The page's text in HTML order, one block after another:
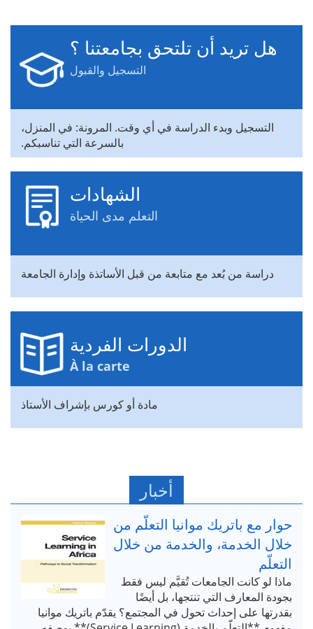
هل تريد أن تلتحق بجامعتنا ؟
التسجيل والقبول
التسجيل وبدء الدراسة في أي وقت. المرونة: في المنزل،
بالسرعة التي تناسبكم.
الشهادات
التعلم مدى الحياة
دراسة من بُعد مع متابعة من قبل الأساتذة وإدارة الجامعة
الدورات الفردية
À la carte
مادة أو كورس بإشراف الأستاذ
أخبار
حوار مع باتريك موانيا التعلّم من
خلال الخدمة، والخدمة من خلال
التعلّم
ماذا لو كانت الجامعات تُقيَّم ليس فقط
بجودة المعارف التي تنتجها، بل أيضًا
بقدرتها على إحداث تحول في المجتمع؟ يقدّم باتريك موانيا